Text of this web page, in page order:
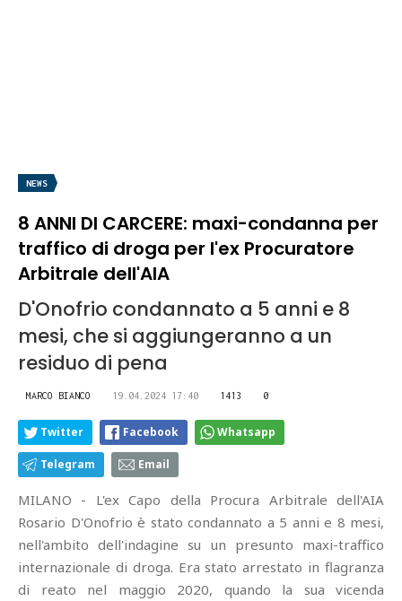
NEWS
8 ANNI DI CARCERE: maxi-condanna per
traffico di droga per l'ex Procuratore
Arbitrale dell'AIA
D'Onofrio condannato a 5 anni e 8
mesi, che si aggiungeranno a un
residuo di pena
MARCO BIANCO 19.04.2024 17:40 1413 0
Twitter Facebook Whatsapp
Telegram Email
MILANO - L'ex Capo della Procura Arbitrale dell'AIA
Rosario D'Onofrio è stato condannato a 5 anni e 8 mesi,
nell'ambito dell'indagine su un presunto maxi-traffico
internazionale di droga. Era stato arrestato in flagranza
di reato nel maggio 2020, quando la sua vicenda